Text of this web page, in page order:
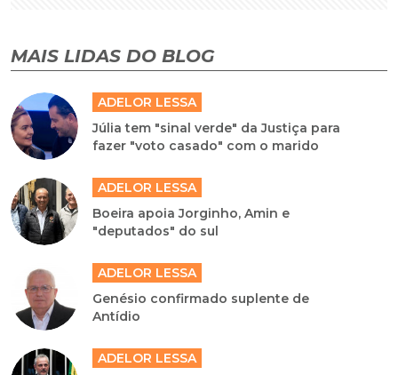
MAIS LIDAS DO BLOG
ADELOR LESSA
Júlia tem "sinal verde" da Justiça para
fazer "voto casado" com o marido
ADELOR LESSA
Boeira apoia Jorginho, Amin e
"deputados" do sul
ADELOR LESSA
Genésio confirmado suplente de
Antídio
ADELOR LESSA